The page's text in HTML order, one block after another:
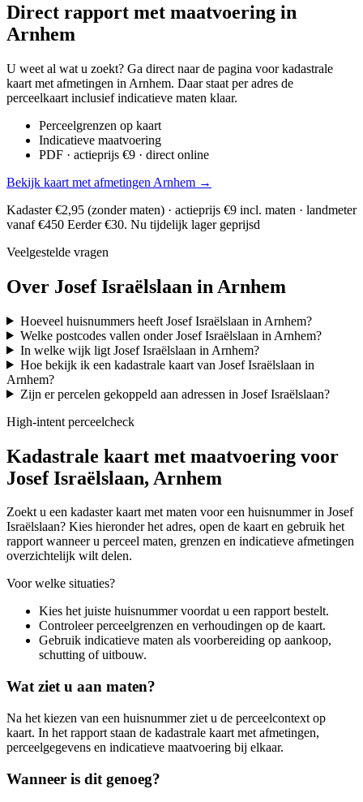
Direct rapport met maatvoering in
Arnhem
U weet al wat u zoekt? Ga direct naar de pagina voor kadastrale
kaart met afmetingen in Arnhem. Daar staat per adres de
perceelkaart inclusief indicatieve maten klaar.
Perceelgrenzen op kaart
Indicatieve maatvoering
PDF · actieprijs €9 · direct online
Bekijk kaart met afmetingen Arnhem →
Kadaster €2,95 (zonder maten) · actieprijs €9 incl. maten · landmeter
vanaf €450 Eerder €30. Nu tijdelijk lager geprijsd
Veelgestelde vragen
Over Josef Israëlslaan in Arnhem
Hoeveel huisnummers heeft Josef Israëlslaan in Arnhem?
Welke postcodes vallen onder Josef Israëlslaan in Arnhem?
In welke wijk ligt Josef Israëlslaan in Arnhem?
Hoe bekijk ik een kadastrale kaart van Josef Israëlslaan in
Arnhem?
Zijn er percelen gekoppeld aan adressen in Josef Israëlslaan?
High-intent perceelcheck
Kadastrale kaart met maatvoering voor
Josef Israëlslaan, Arnhem
Zoekt u een kadaster kaart met maten voor een huisnummer in Josef
Israëlslaan? Kies hieronder het adres, open de kaart en gebruik het
rapport wanneer u perceel maten, grenzen en indicatieve afmetingen
overzichtelijk wilt delen.
Voor welke situaties?
Kies het juiste huisnummer voordat u een rapport bestelt.
Controleer perceelgrenzen en verhoudingen op de kaart.
Gebruik indicatieve maten als voorbereiding op aankoop,
schutting of uitbouw.
Wat ziet u aan maten?
Na het kiezen van een huisnummer ziet u de perceelcontext op
kaart. In het rapport staan de kadastrale kaart met afmetingen,
perceelgegevens en indicatieve maatvoering bij elkaar.
Wanneer is dit genoeg?